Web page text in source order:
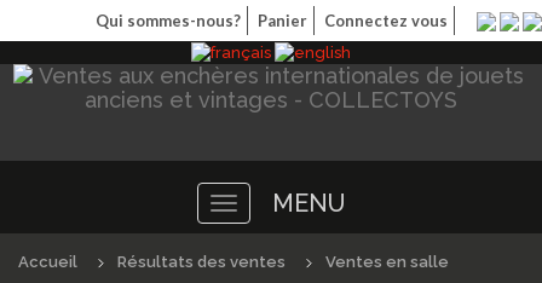
Qui sommes-nous? Panier Connectez vous
Toggle
navigation
MENU
Accueil Résultats des ventes Ventes en salle